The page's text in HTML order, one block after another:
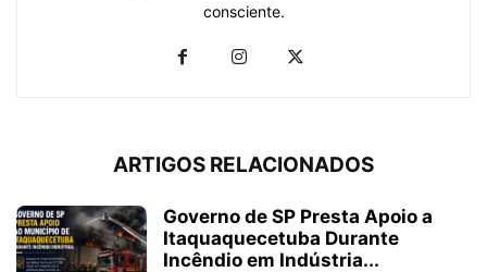
consciente.
ARTIGOS RELACIONADOS
Governo de SP Presta Apoio a
Itaquaquecetuba Durante
Incêndio em Indústria...